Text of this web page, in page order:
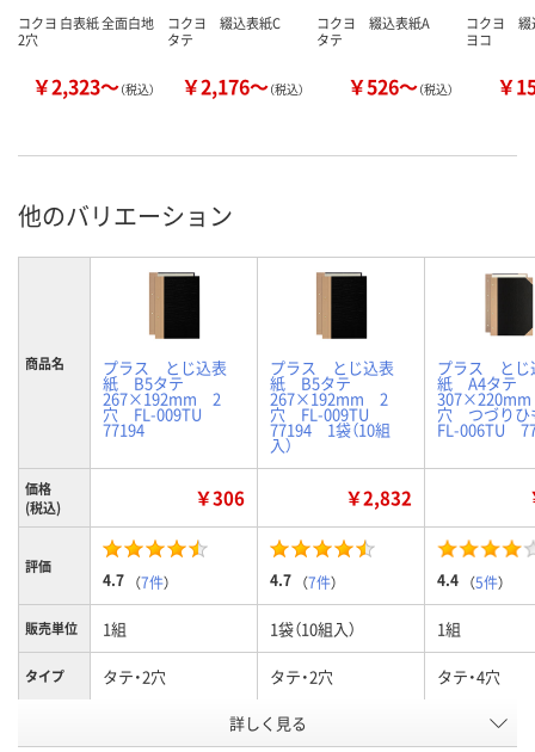
コクヨ 白表紙 全面白地
2穴
￥2,323～（税込）
コクヨ 綴込表紙C
タテ
￥2,176～（税込）
コクヨ 綴込表紙A
タテ
￥526～（税込）
コクヨ
ヨコ
￥
他のバリエーション
商品名 プラス とじ込表
紙 B5タテ
267×192mm 2
穴 FL-009TU
77194
プラス とじ込表
紙 B5タテ
267×192mm 2
穴 FL-009TU
77194 1袋（10組
入）
プラス とじ
紙 A4タテ
穴 つづり
FL-006TU
価格
(税込)
￥306 ￥2,832
評価
4.7 （7件） 4.7 （7件） 4.4 （5件）
販売単位 1組 1袋（10組入） 1組
タイプ タテ・2穴 タテ・2穴 タテ・4穴
B5
詳しく見る